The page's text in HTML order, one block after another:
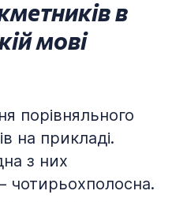
в
мові
порівняльного
на прикладі.
з них
чотирьохполосна.